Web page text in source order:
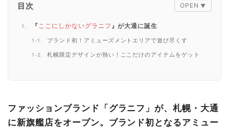
目次
『ここにしかないグラニフ 』が大通に誕生
ブランド初！アミューズメントエリアで遊び尽くす
札幌限定デザインが熱い！ここだけのアイテムをゲット
ファッションブランド「グラニフ」が、札幌・大通
に新旗艦店をオープン。ブランド初となるアミュー